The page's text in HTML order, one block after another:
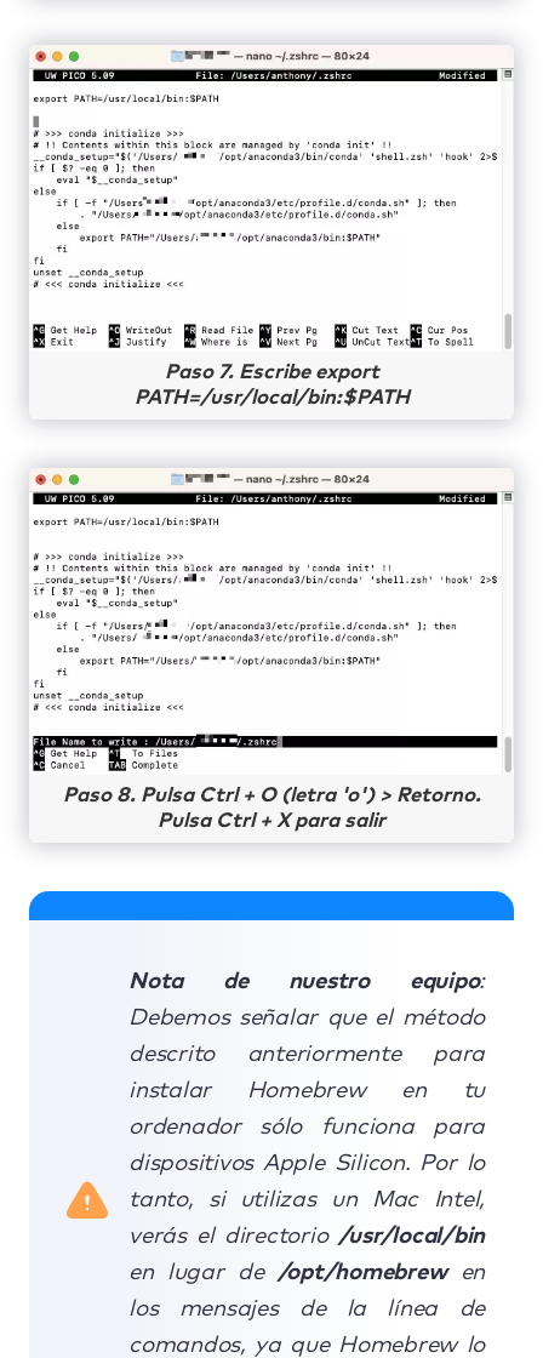
Paso 7. Escribe export
PATH=/usr/local/bin:$PATH
Paso 8. Pulsa Ctrl + O (letra 'o') > Retorno.
Pulsa Ctrl + X para salir
Nota de nuestro equipo:
Debemos señalar que el método
descrito anteriormente para
instalar Homebrew en tu
ordenador sólo funciona para
dispositivos Apple Silicon. Por lo
tanto, si utilizas un Mac Intel,
verás el directorio /usr/local/bin
en lugar de /opt/homebrewen
los mensajes de la línea de
comandos, ya que Homebrew lo